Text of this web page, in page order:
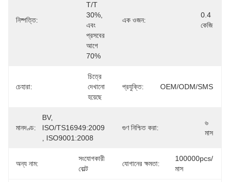
নিষ্পত্তি:
T/T
30%,
এবং
প্রসবের
আগে
70%
এক ওজন:
0.4
কেজি
চেহারা:
চিত্রে
দেখানো
হয়েছে
প্রযুক্তি: OEM/ODM/SMS
মানদণ্ড:
BV,
ISO/TS16949:2009
, ISO9001:2008
গুণ নিশ্চিত করা:
৬
মাস
অন্য নাম:
সংযোগকারী
বোল্ট
যোগানের ক্ষমতা:
100000pcs/
মাস